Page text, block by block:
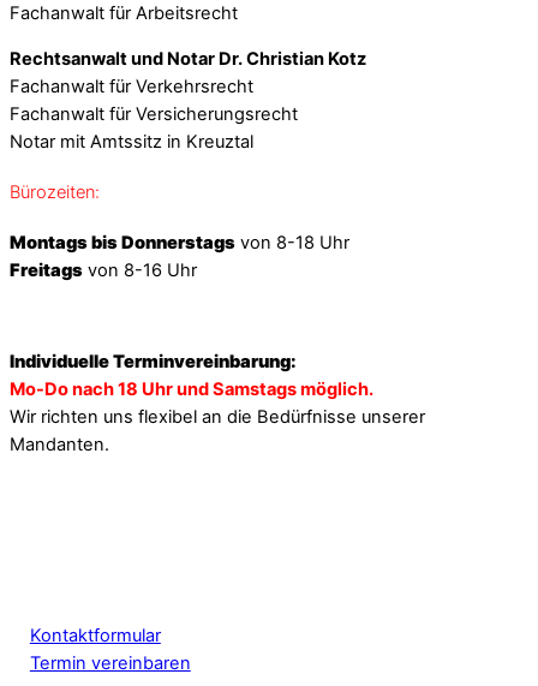
Fachanwalt für Arbeitsrecht
Rechtsanwalt und Notar Dr. Christian Kotz
Fachanwalt für Verkehrsrecht
Fachanwalt für Versicherungsrecht
Notar mit Amtssitz in Kreuztal
Bürozeiten:
Montags bis Donnerstags von 8-18 Uhr
Freitags von 8-16 Uhr
Individuelle Terminvereinbarung:
Mo-Do nach 18 Uhr und Samstags möglich.
Wir richten uns flexibel an die Bedürfnisse unserer
Mandanten.
Kontaktformular
Termin vereinbaren